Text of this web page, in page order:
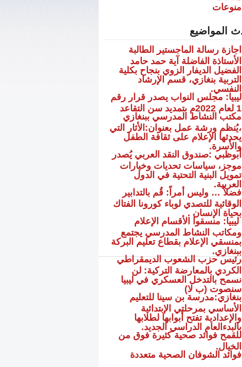
منوعات
المواضيع
اجازة رسالة الماجستير الطالبة
الأستاذة الفاضلة آية حمد حامد
الفضيل الديفار الزوي بنجاح بكلية
التربية بنغازي، قسم الإرشاد
النفسي.
ليبيا: مجلس النواب يصدر قرار رقم
1 لعام 2022م بتمديد سن التقاعد
مكتب النشاط المدرسي ببنغازي
،يُنظم ورشة عمل بعنوان:الأثار التي
يحدثها الإعلام على ثقافة الطفل
والأسرة.
أبوظبي :صندوق النقد العربي يُصدر
موجز، سياسات تحديات وخيارات
تمويل البنية التحتية في الدول
العربية.
فضلاً … وليس أمراً: قُم بالتدابير
الوقائية للتصدي لوباء كورونا الفتاك
بحياة الإنسان .
ليبيا: منسقوا الأقسام الإعلام
ومكاتب النشاط المدرسي يجتمع
بمنسقي الإعلام بقطاع تعليم البركة
ببنغازي.
رئيس حزب الشعوب الديمقراطي
الكردي بالمعارضة التركية: لن
نسمح بالتدخل العسكري في ليبيا
سنصوت (ب لا)
بنغازي:مدرسة بن سينا للتعليم
الأساسي بمرحلتي الإبتدائية
والإعدادية تفتح أبوابها لطلابها
بالبدءالعام الدراسي الجديد.
للقمح فوائد صحية كثيرة فوق من
الخيال.
فوائد الشوفان الصحية متعددة